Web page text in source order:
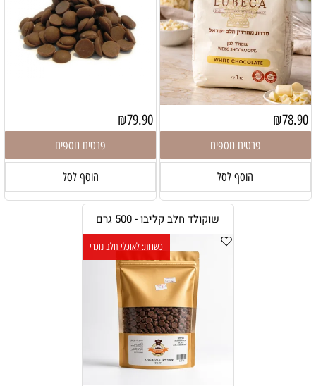
₪78.90
פרטים נוספים
הוסף לסל
₪79.90
פרטים נוספים
הוסף לסל
שוקולד חלב קליבו - 500 גרם
כשרות: לאוכלי חלב נוכרי